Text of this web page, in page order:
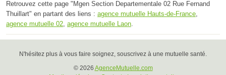
Retrouvez cette page "Mgen Section Departementale 02 Rue Fernand
Thuillart" en partant des liens : agence mutuelle Hauts-de-France
agence mutuelle 02 agence mutuelle Laon
N'hésitez plus à vous faire soignez, souscrivez à une mutuelle santé.
© 2026 AgenceMutuelle.com